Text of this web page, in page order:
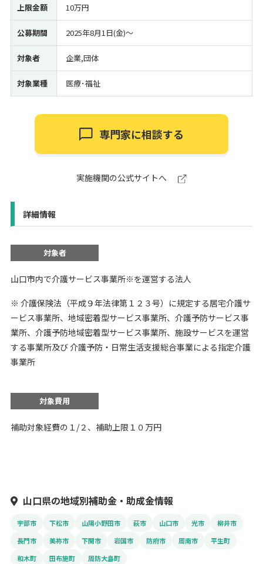
受付中のみ
検索
上限金額 10万円
公募期間 2025年8月1日(金)〜
対象者 企業,団体
対象業種 医療･福祉
専門家に相談する
実施機関の公式サイトへ
詳細情報
対象者
山口市内で介護サービス事業所※を運営する法人
​※ 介護保険法（平成９年法律第１２３号）に規定する居宅介護サ
ービス事業所、地域密着型サービス事業所、介護予防サービス事
業所、介護予防地域密着型サービス事業所、施設サービスを運営
する事業所及び 介護予防・日常生活支援総合事業による指定介護
事業所
対象費用
補助対象経費の１/２、補助上限１０万円
山口県の地域別補助金・助成金情報
宇部市 下松市 山陽小野田市 萩市 山口市 光市
柳井市
長門市
美祢市 下関市 岩国市 防府市 周南市
平生町
和木町
田布施町 周防大島町